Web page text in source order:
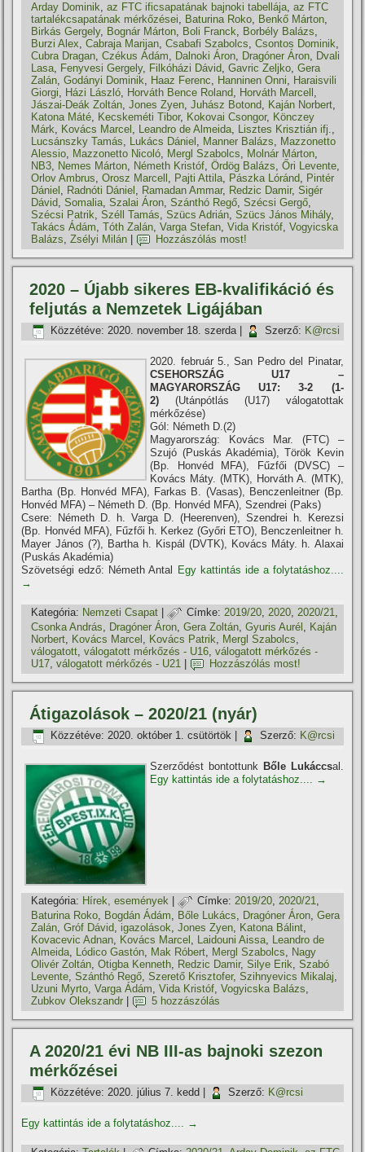
Arday Dominik,az FTC ificsapatának bajnoki tabellája,az FTC
tartalékcsapatának mérkőzései, Baturina Roko, Benkő Márton,
Birkás Gergely, Bognár Márton, Boli Franck, Borbély Balázs,
Burzi Alex,Cabraja Marijan,Csabafi Szabolcs,Csontos Dominik,
Cubra Dragan,Czékus Ádám, Dalnoki Áron, Dragóner Áron, Dvali
Lasa, Fenyvesi Gergely, Filkóházi Dávid,Gavric Zeljko,Gera
Zalán,Godányi Dominik, Haaz Ferenc, Hanninen Onni, Haraisvili
Giorgi, Házi László, Horváth Bence Roland, Horváth Marcell ,
Jászai-Deák Zoltán,Jones Zyen,Juhász Botond, Kaján Norbert,
Katona Máté, Kecskeméti Tibor, Kokovai Csongor, Könczey
Márk, Kovács Marcel , Leandro de Almeida, Lisztes Krisztián ifj.,
Lucsánszky Tamás, Lukács Dániel , Manner Balázs, Mazzonetto
Alessio, Mazzonetto Nicoló, Mergl Szabolcs, Molnár Márton,
NB3, Nemes Márton, Németh Kristóf,Ördög Balázs,Őri Levente,
Orlov Ambrus,Orosz Marcell , Pajti Attila, Pászka Lóránd, Pintér
Dániel , Radnóti Dániel , Ramadan Ammar, Redzic Damir,Sigér
Dávid,Somalia,Szalai Áron,Szánthó Regő,Szécsi Gergő,
Szécsi Patrik,Széll Tamás,Szücs Adrián,Szücs János Mihály,
Takács Ádám,Tóth Zalán,Varga Stefan,Vida Kristóf,Vogyicska
Balázs,Zsélyi Milán Hozzászólás most!
2020 – Újabb sikeres EB-kvalifikáció és
feljutás a Nemzetek Ligájában
Közzétéve: 2020. november 18. szerda| Szerző: K@rcsi
2020. február 5., San Pedro del Pinatar,
CSEHORSZÁG U17 –
MAGYARORSZÁG U17: 3-2 (1-
2) (Utánpótlás (U17) válogatottak
mérkőzése)
Gól: Németh D.(2)
Magyarország: Kovács Mar. (FTC) –
Szujó (Puskás Akadémia), Török Kevin
(Bp. Honvéd MFA), Fűzfői (DVSC) –
Kovács Máty. (MTK), Horváth A. (MTK),
Bartha (Bp. Honvéd MFA), Farkas B. (Vasas), Benczenleitner (Bp.
Honvéd MFA) – Németh D. (Bp. Honvéd MFA), Szendrei (Paks)
Csere: Németh D. h. Varga D. (Heerenven), Szendrei h. Kerezsi
(Bp. Honvéd MFA), Fűzfői h. Kerkez (Győri ETO), Benczenleitner h.
Mayer János (?), Bartha h. Kispál (DVTK), Kovács Máty. h. Alaxai
(Puskás Akadémia)
Szövetségi edző: Németh Antal
Egy kattintás ide a folytatáshoz....
→
Kategória: Nemzeti Csapat | Címke: 2019/20,2020,2020/21,
Csonka András, Dragóner Áron,Gera Zoltán,Gyuris Aurél , Kaján
Norbert, Kovács Marcel , Kovács Patrik, Mergl Szabolcs,
válogatott,válogatott mérkőzés - U16,válogatott mérkőzés -
U17,válogatott mérkőzés - U21 Hozzászólás most!
Átigazolások – 2020/21 (nyár)
Közzétéve: 2020. október 1. csütörtök Szerző: K@rcsi
Szerződést bontottunk Bőle Lukáccsal.
Egy kattintás ide a folytatáshoz.... →
Kategória: Hí­rek, események | Címke: 2019/20,2020/21,
Baturina Roko
Bogdán Ádám Bőle Lukács Dragóner Áron ,Gera
Zalán ,Gróf Dávid ,igazolások ,Jones Zyen Katona Bálint
Kovacevic Adnan
Kovács Marcel Laidouni Aissa
Leandro de
Almeida
Lódico Gastón Mak Róbert Mergl Szabolcs
Nagy
Olivér Zoltán ,Otigba Kenneth Redzic Damir,Silye Erik ,Szabó
Levente ,Szánthó Regő ,Szerető Krisztofer,Szihnyevics Mikalaj
Uzuni Myrto ,Varga Ádám ,Vida Kristóf ,Vogyicska Balázs
Zubkov Olekszandr
5 hozzászólás
A 2020/21 évi NB III-as bajnoki szezon
mérkőzései
Közzétéve: 2020. július 7. kedd Szerző: K@rcsi
Egy kattintás ide a folytatáshoz.... →